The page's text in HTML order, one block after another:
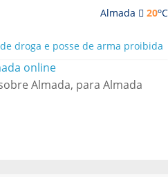
Almada 20oC
droga e posse de arma proibida
e ensinamentos necessários
e ASAE detectam
restaurantes
“foi um problema de má
Almada, para Almada